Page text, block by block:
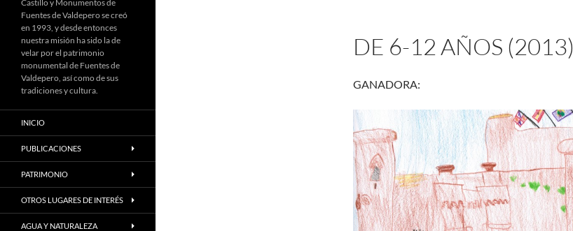
DE 6-12 AÑOS (2013)
GANADORA:
Castillo y Monumentos de
Fuentes de Valdepero se creó
en 1993, y desde entonces
nuestra misión ha sido la de
velar por el patrimonio
monumental de Fuentes de
Valdepero, así como de sus
tradiciones y cultura.
INICIO
PUBLICACIONES
PATRIMONIO
OTROS LUGARES DE INTERÉS
AGUA Y NATURALEZA